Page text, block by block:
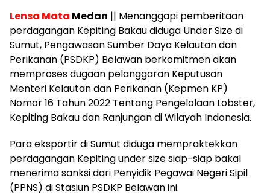
Lensa Mata Medan || Menanggapi pemberitaan
perdagangan Kepiting Bakau diduga Under Size di
Sumut, Pengawasan Sumber Daya Kelautan dan
Perikanan (PSDKP) Belawan berkomitmen akan
memproses dugaan pelanggaran Keputusan
Menteri Kelautan dan Perikanan (Kepmen KP)
Nomor 16 Tahun 2022 Tentang Pengelolaan Lobster,
Kepiting Bakau dan Ranjungan di Wilayah Indonesia.
Para eksportir di Sumut diduga mempraktekkan
perdagangan Kepiting under size siap-siap bakal
menerima sanksi dari Penyidik Pegawai Negeri Sipil
(PPNS) di Stasiun PSDKP Belawan ini.